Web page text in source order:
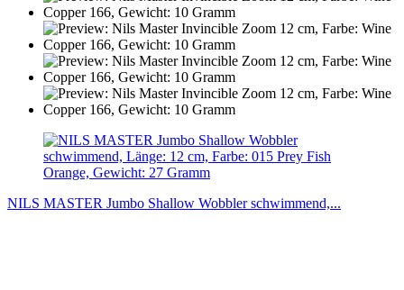
NILS MASTER Jumbo Shallow Wobbler schwimmend,...